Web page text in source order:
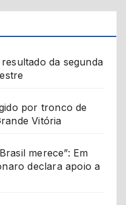
da segunda
por tronco de
Vitória
merece”: Em
declara apoio a